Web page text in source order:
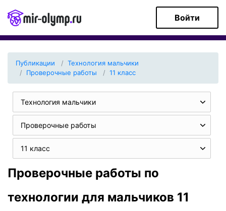
Войти
Публикации
Технология мальчики
Проверочные работы
11 класс
Технология мальчики
Проверочные работы
11 класс
Проверочные работы по
технологии для мальчиков 11